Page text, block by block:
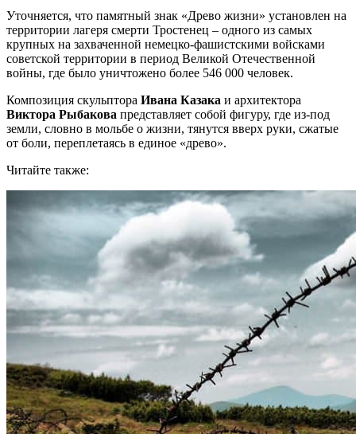
Уточняется, что памятный знак «Древо жизни» установлен на
территории лагеря смерти Тростенец – одного из самых
крупных на захваченной немецко-фашистскими войсками
советской территории в период Великой Отечественной
войны, где было уничтожено более 546 000 человек.
Композиция скульптора Ивана Казака и архитектора
Виктора Рыбакова представляет собой фигуру, где из-под
земли, словно в мольбе о жизни, тянутся вверх руки, сжатые
от боли, переплетаясь в единое «древо».
Читайте также: